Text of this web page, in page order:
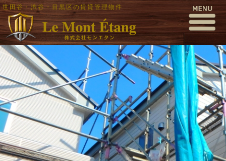
世田谷・渋谷・目黒区の賃貸管理物件
pa020027
公開日時: 2016年10月3日1000 × 563(pa020027 )
← 前へ 次へ →